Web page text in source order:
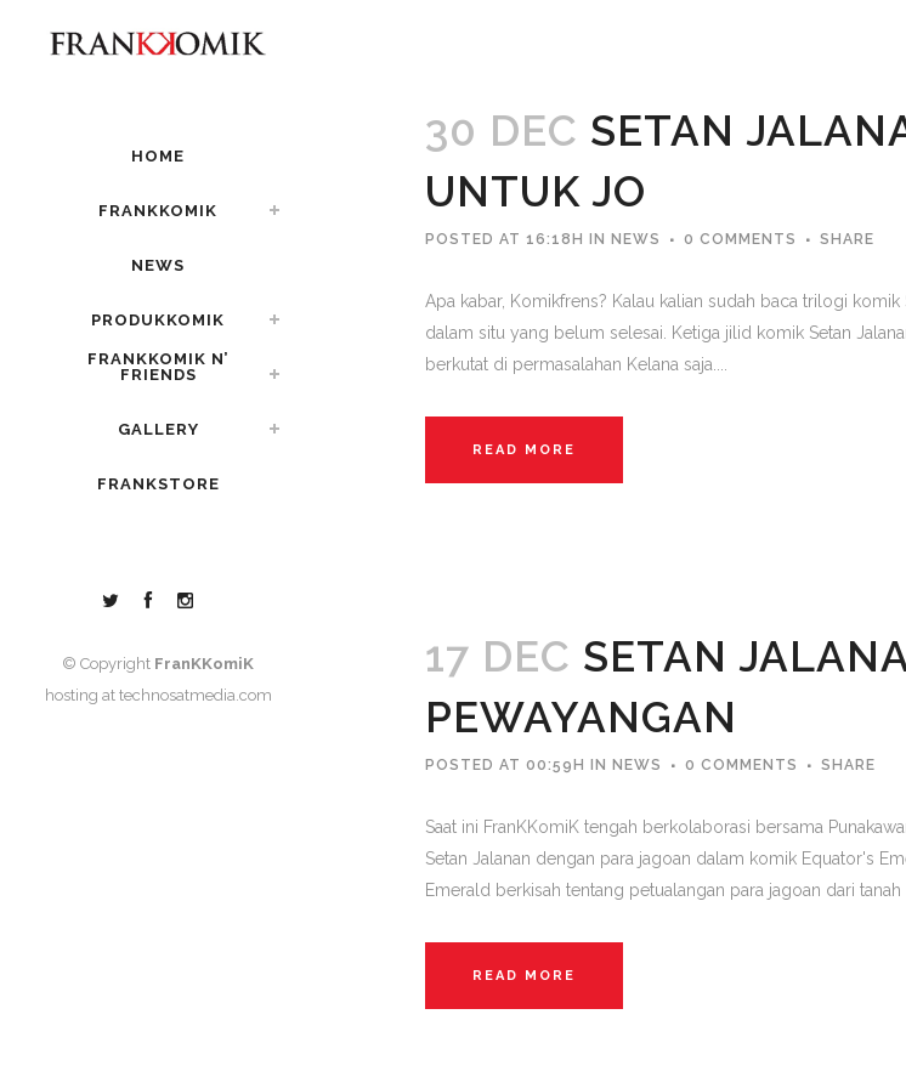
HOME
FRANKKOMIK
NEWS
PRODUKKOMIK
FRANKKOMIK N’
FRIENDS
GALLERY
FRANKSTORE
© Copyright FranKKomiK
hosting at technosatmedia.com
30 DEC SETAN
UNTUK JO
POSTED AT 16:18H IN NEWS 0 COMMENTS SHARE
Apa kabar, Komikfrens? Kalau kalian sudah baca trilogi
dalam situ yang belum selesai. Ketiga jilid komik Setan
berkutat di permasalahan Kelana saja....
READ MORE
17 DEC SETAN
PEWAYANGAN
POSTED AT 00:59H IN NEWS 0 COMMENTS SHARE
Saat ini FranKKomiK tengah berkolaborasi bersama
Setan Jalanan dengan para jagoan dalam komik Equator's
Emerald berkisah tentang petualangan para jagoan dari tanah
READ MORE